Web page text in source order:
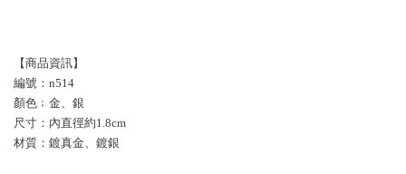
【商品資訊】
編號：n514
顏色﹔金、銀
尺寸：內直徑約1.8cm
材質：鍍真金、鍍銀